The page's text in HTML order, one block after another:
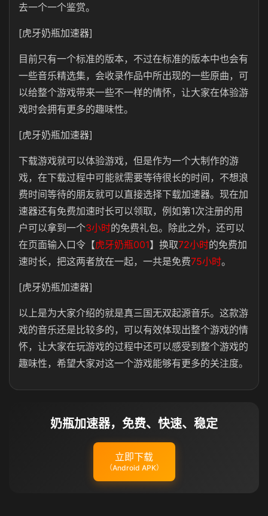
去一个一个鉴赏。
[虎牙奶瓶加速器]
目前只有一个标准的版本，不过在标准的版本中也会有
一些音乐精选集，会收录作品中所出现的一些原曲，可
以给整个游戏带来一些不一样的情怀，让大家在体验游
戏时会拥有更多的趣味性。
[虎牙奶瓶加速器]
下载游戏就可以体验游戏，但是作为一个大制作的游
戏，在下载过程中可能就需要等待很长的时间，不想浪
费时间等待的朋友就可以直接选择下载加速器。现在加
速器还有免费加速时长可以领取，例如第1次注册的用
户可以拿到一个3小时的免费礼包。除此之外，还可以
在页面输入口令【虎牙奶瓶001】换取72小时的免费加
速时长，把这两者放在一起，一共是免费75小时。
[虎牙奶瓶加速器]
以上是为大家介绍的就是真三国无双起源音乐。这款游
戏的音乐还是比较多的，可以有效体现出整个游戏的情
怀，让大家在玩游戏的过程中还可以感受到整个游戏的
趣味性，希望大家对这一个游戏能够有更多的关注度。
奶瓶加速器，免费、快速、稳定
立即下载
（Android APK）